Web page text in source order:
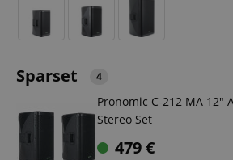
Sparset 4
Pronomic C-212 MA 12"
Stereo Set
479€